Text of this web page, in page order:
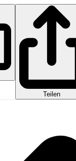
Teilen